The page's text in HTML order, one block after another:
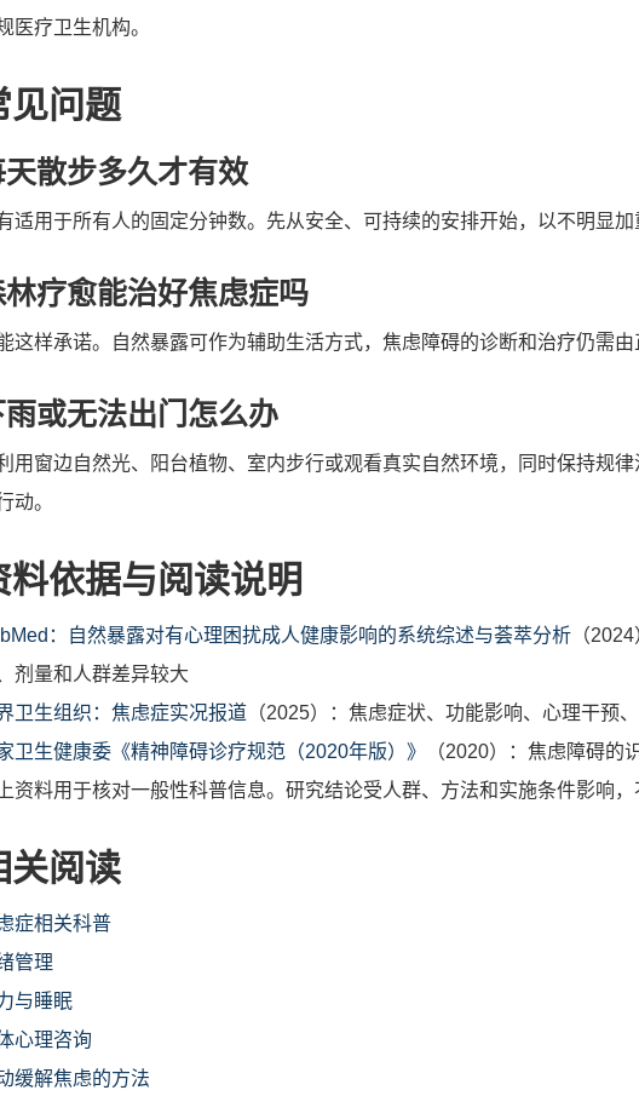
医疗卫生机构。
见问题
散步多久才有效
适用于所有人的固定分钟数。先从安全、可持续的安排开始，以不明显
林疗愈能治好焦虑症吗
这样承诺。自然暴露可作为辅助生活方式，焦虑障碍的诊断和治疗仍需由
雨或无法出门怎么办
用窗边自然光、阳台植物、室内步行或观看真实自然环境，同时保持规
动。
料依据与阅读说明
：自然暴露对有心理困扰成人健康影响的系统综述与荟萃分析 （
剂量和人群差异较大
卫生组织：焦虑症实况报道 （2025）：焦虑症状、功能影响、心理干预
卫生健康委《精神障碍诊疗规范（2020年版）》
（2020）：焦虑障碍的
资料用于核对一般性科普信息。研究结论受人群、方法和实施条件影响
关阅读
症相关科普
管理
与睡眠
心理咨询
缓解焦虑的方法